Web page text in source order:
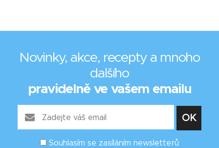
Novinky, akce, recepty a mnoho
dalšího
pravidelně ve vašem emailu
Souhlasím se zasíláním newsletterů